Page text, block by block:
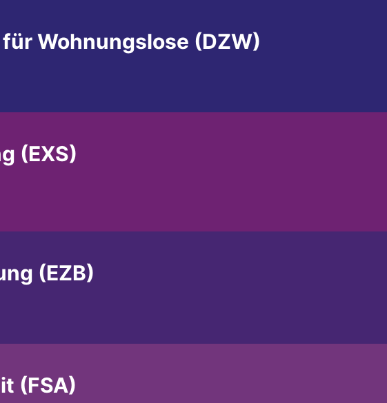
Wohnungslose (DZW)
(EXS)
(EZB)
(FSA)